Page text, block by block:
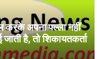
करके अपना पल्ला नहीं
है, तो शिकायतकर्ता